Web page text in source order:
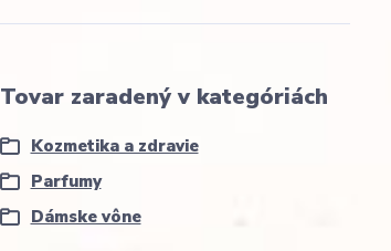
Tovar zaradený v kategóriách
Kozmetika a zdravie
Parfumy
Dámske vône